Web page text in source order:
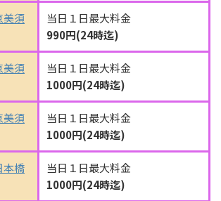
美須
当日１日最大料金
990円(24時迄)
美須
当日１日最大料金
1000円(24時迄)
美須
当日１日最大料金
1000円(24時迄)
本橋
当日１日最大料金
1000円(24時迄)